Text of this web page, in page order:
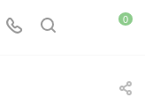
0